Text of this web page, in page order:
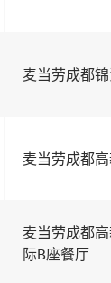
麦当劳成都
麦当劳成都
麦当劳成都
际B座餐厅